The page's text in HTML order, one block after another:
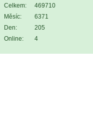
Online: 4
Celkem:
469710
Měsíc:
6371
Den:
205